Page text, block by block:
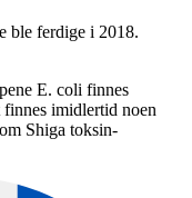
ble ferdige i 2018.
E. coli finnes
imidlertid noen
Shiga toksin-